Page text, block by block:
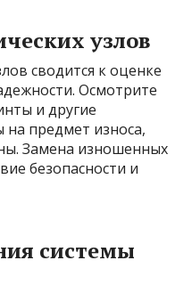
узлов
сводится к оценке
Осмотрите
и другие
предмет износа,
Замена изношенных
безопасности и
системы